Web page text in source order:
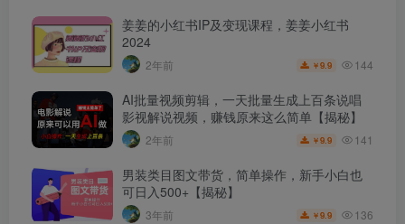
姜姜的小红书IP及变现课程，姜姜小红书
2024
2年前 ￥9.9 144
AI批量视频剪辑，一天批量生成上百条说唱
影视解说视频，赚钱原来这么简单【揭秘】
2年前 ￥9.9 141
男装类目图文带货，简单操作，新手小白也
可日入500+【揭秘】
3年前 ￥9.9 136